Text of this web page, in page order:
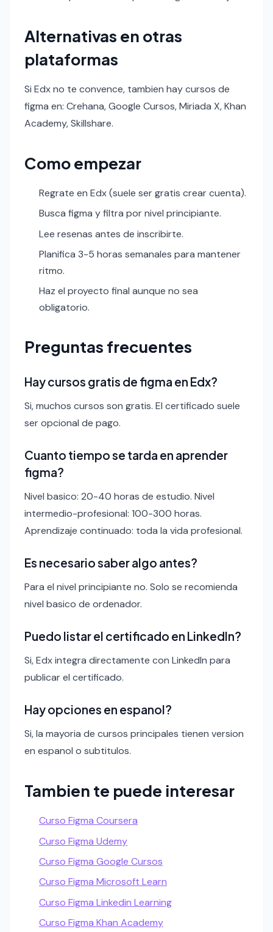
Alternativas en otras
plataformas
Si Edx no te convence, tambien hay cursos de
figma en: Crehana, Google Cursos, Miriada X, Khan
Academy, Skillshare.
Como empezar
Regrate en Edx (suele ser gratis crear cuenta).
Busca figma y filtra por nivel principiante.
Lee resenas antes de inscribirte.
Planifica 3-5 horas semanales para mantener
ritmo.
Haz el proyecto final aunque no sea
obligatorio.
Preguntas frecuentes
Hay cursos gratis de figma en Edx?
Si, muchos cursos son gratis. El certificado suele
ser opcional de pago.
Cuanto tiempo se tarda en aprender
figma?
Nivel basico: 20-40 horas de estudio. Nivel
intermedio-profesional: 100-300 horas.
Aprendizaje continuado: toda la vida profesional.
Es necesario saber algo antes?
Para el nivel principiante no. Solo se recomienda
nivel basico de ordenador.
Puedo listar el certificado en LinkedIn?
Si, Edx integra directamente con LinkedIn para
publicar el certificado.
Hay opciones en espanol?
Si, la mayoria de cursos principales tienen version
en espanol o subtitulos.
Tambien te puede interesar
Curso Figma Coursera
Curso Figma Udemy
Curso Figma Google Cursos
Curso Figma Microsoft Learn
Curso Figma Linkedin Learning
Curso Figma Khan Academy